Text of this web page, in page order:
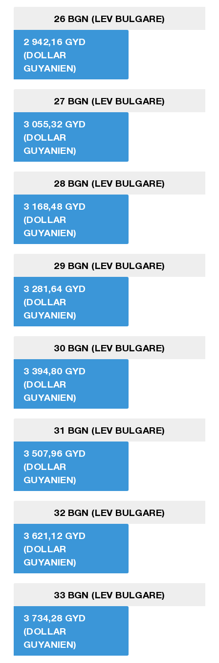
26 BGN (LEV BULGARE)
2 942,16 GYD
(DOLLAR
GUYANIEN)
27 BGN (LEV BULGARE)
3 055,32 GYD
(DOLLAR
GUYANIEN)
28 BGN (LEV BULGARE)
3 168,48 GYD
(DOLLAR
GUYANIEN)
29 BGN (LEV BULGARE)
3 281,64 GYD
(DOLLAR
GUYANIEN)
30 BGN (LEV BULGARE)
3 394,80 GYD
(DOLLAR
GUYANIEN)
31 BGN (LEV BULGARE)
3 507,96 GYD
(DOLLAR
GUYANIEN)
32 BGN (LEV BULGARE)
3 621,12 GYD
(DOLLAR
GUYANIEN)
33 BGN (LEV BULGARE)
3 734,28 GYD
(DOLLAR
GUYANIEN)